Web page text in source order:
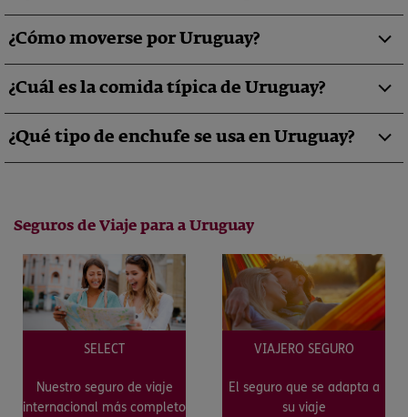
¿Cómo moverse por Uruguay?
¿Cuál es la comida típica de Uruguay?
¿Qué tipo de enchufe se usa en Uruguay?
Seguros de Viaje para a Uruguay
SELECT VIAJERO SEGURO
Nuestro seguro de viaje
internacional más completo
El seguro que se adapta a
su viaje